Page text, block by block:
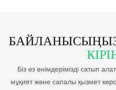
Біз өз өнімдерімізді сатып
мұқият және сапалы қызмет